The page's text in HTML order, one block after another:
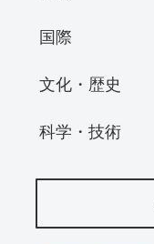
国際
文化・歴史
科学・技術